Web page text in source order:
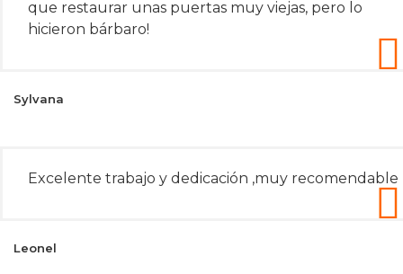
que restaurar unas puertas muy viejas, pero lo
hicieron bárbaro!
Sylvana
Excelente trabajo y dedicación ,muy recomendable
Leonel